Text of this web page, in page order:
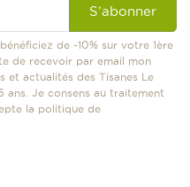
S’abonner
de -10% sur votre 1ère
de recevoir par email mon
et actualités des Tisanes Le
ans. Je consens au traitement
la politique de